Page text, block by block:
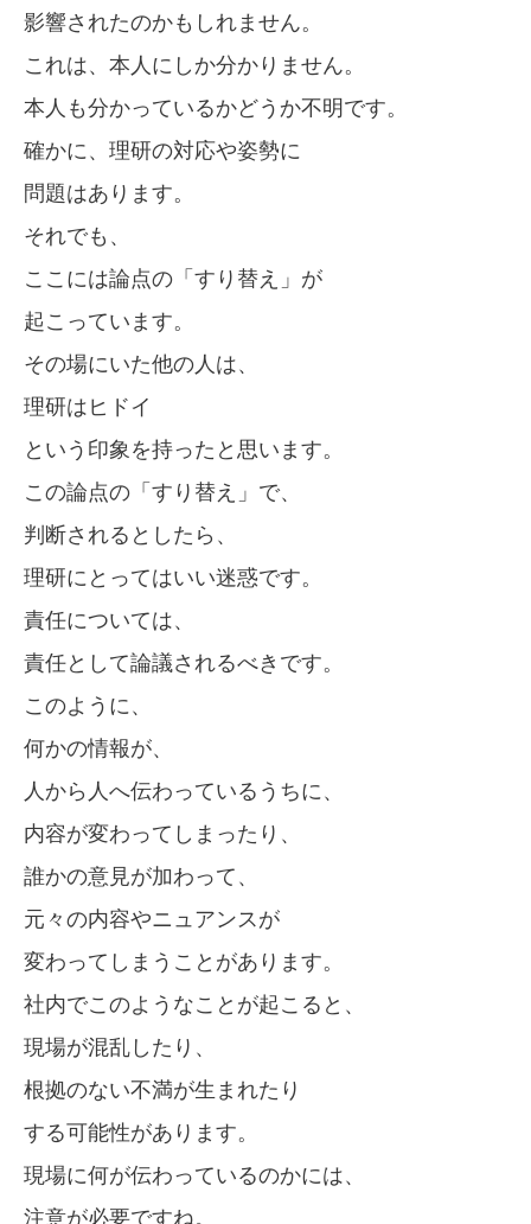
影響されたのかもしれません。
これは、本人にしか分かりません。
本人も分かっているかどうか不明です。
確かに、理研の対応や姿勢に
問題はあります。
それでも、
ここには論点の「すり替え」が
起こっています。
その場にいた他の人は、
理研はヒドイ
という印象を持ったと思います。
この論点の「すり替え」で、
判断されるとしたら、
理研にとってはいい迷惑です。
責任については、
責任として論議されるべきです。
このように、
何かの情報が、
人から人へ伝わっているうちに、
内容が変わってしまったり、
誰かの意見が加わって、
元々の内容やニュアンスが
変わってしまうことがあります。
社内でこのようなことが起こると、
現場が混乱したり、
根拠のない不満が生まれたり
する可能性があります。
現場に何が伝わっているのかには、
注意が必要ですね。